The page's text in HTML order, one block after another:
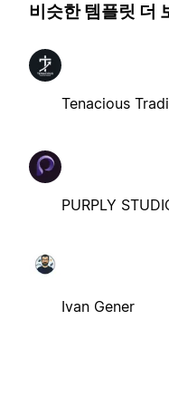
비슷한 템플릿 더
Tenacious
PURPLY
Ivan Gener